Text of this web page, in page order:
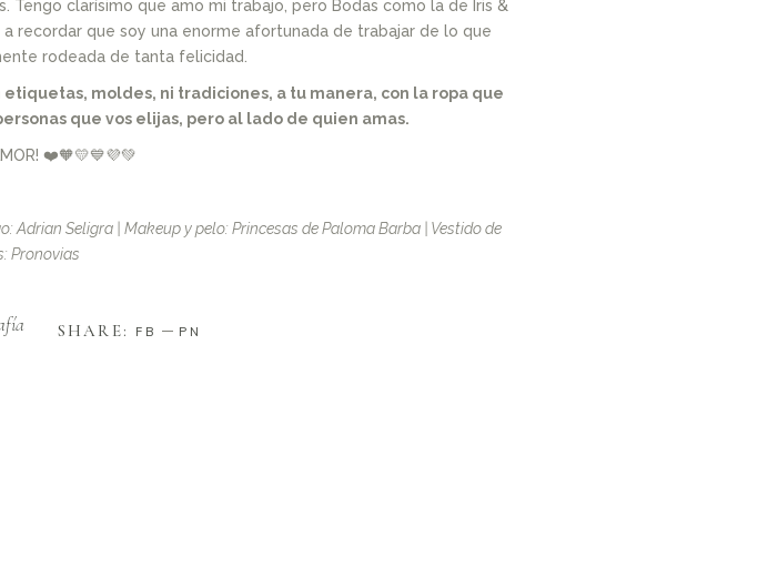
Tengo clarísimo que amo mi trabajo, pero Bodas como la de Iris &
recordar que soy una enorme afortunada de trabajar de lo que
rodeada de tanta felicidad.
moldes, ni tradiciones, a tu manera, con la ropa que
que vos elijas, pero al lado de quien amas.
❤️🧡💛💙💜💚
Adrian Seligra | Makeup y pelo: Princesas de Paloma Barba | Vestido de
Pronovias
SHARE: FB PN